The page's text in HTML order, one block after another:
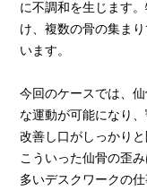
に不調和を生じます
け、複数の骨の集ま
います。
今回のケースでは、
な運動が可能になり
改善し口がしっかり
こういった仙骨の歪
多いデスクワークの